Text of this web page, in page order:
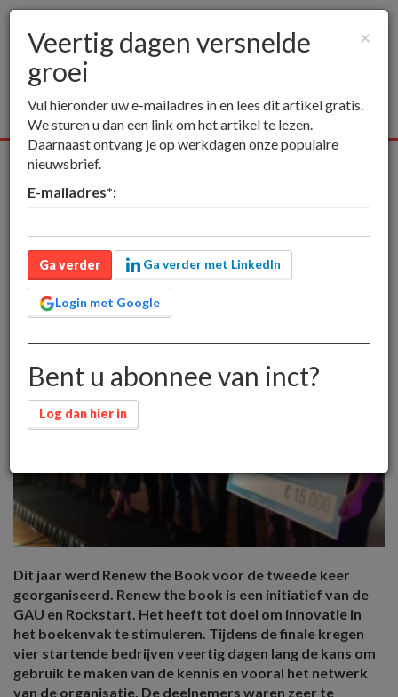
Alle media Publieksmedia
Veertig dagen versnelde
groei
Dit jaar werd Renew the Book voor de tweede keer
georganiseerd. Renew the book is een initiatief van de
GAU en Rockstart. Het heeft tot doel om innovatie in
het boekenvak te stimuleren. Tijdens de finale kregen
vier startende bedrijven veertig dagen lang de kans om
gebruik te maken van de kennis en vooral het netwerk
van de organisatie. De deelnemers waren zeer te
×
Veertig dagen versnelde
groei
Vul hieronder uw e-mailadres in en lees dit artikel gratis.
We sturen u dan een link om het artikel te lezen.
Daarnaast ontvang je op werkdagen onze populaire
nieuwsbrief.
E-mailadres*:
Ga verder Ga verder met LinkedIn
Login met Google
Bent u abonnee van inct?
Log dan hier in